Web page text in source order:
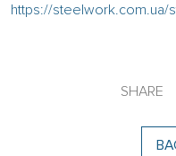
https://steelwork.com.ua/
SHARE